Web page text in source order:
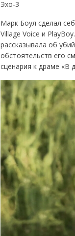
Эхо-3
Марк Боул сделал
Village Voice и
рассказывала об
обстоятельств его
сценария к драме «В